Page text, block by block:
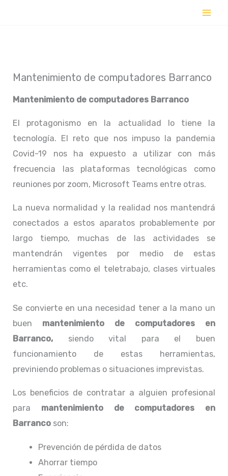
Mantenimiento de computadores Barranco
Mantenimiento de computadores Barranco
El protagonismo en la actualidad lo tiene la
tecnología. El reto que nos impuso la pandemia
Covid-19 nos ha expuesto a utilizar con más
frecuencia las plataformas tecnológicas como
reuniones por zoom, Microsoft Teams entre otras.
La nueva normalidad y la realidad nos mantendrá
conectados a estos aparatos probablemente por
largo tiempo, muchas de las actividades se
mantendrán vigentes por medio de estas
herramientas como el teletrabajo, clases virtuales
etc.
Se convierte en una necesidad tener a la mano un
buen mantenimiento de computadores en
Barranco, siendo vital para el buen
funcionamiento de estas herramientas,
previniendo problemas o situaciones imprevistas.
Los beneficios de contratar a alguien profesional
para mantenimiento de computadores en
Barranco son:
Prevención de pérdida de datos
Ahorrar tiempo